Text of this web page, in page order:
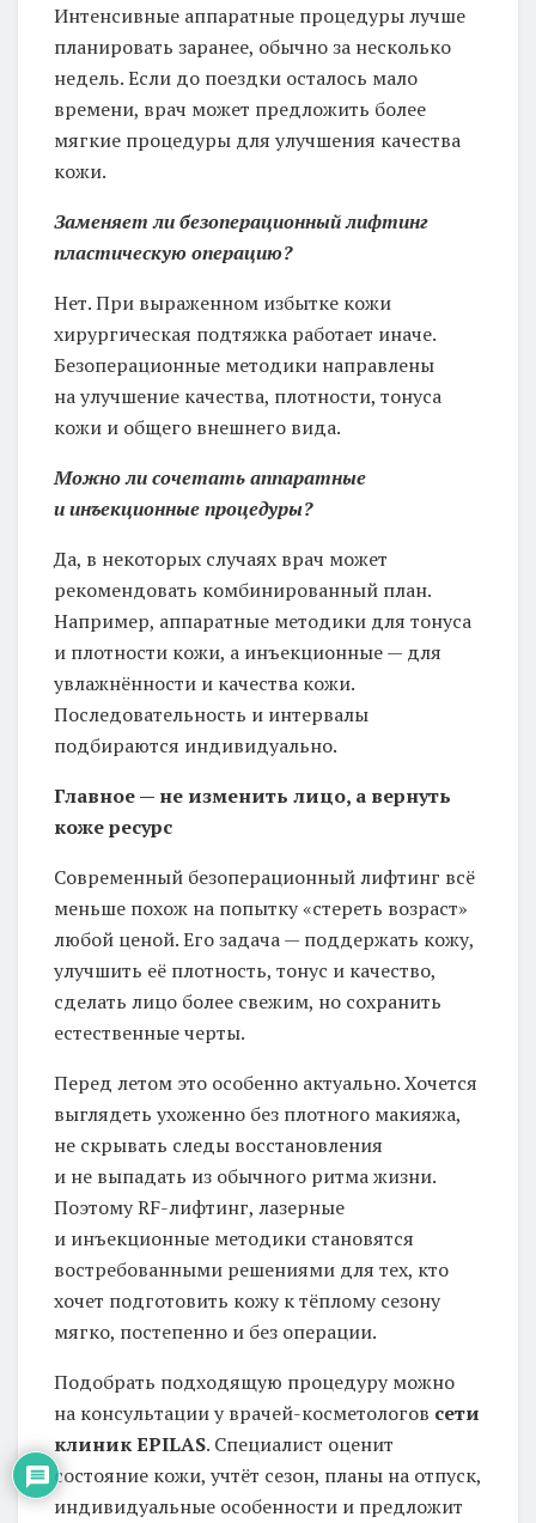
Интенсивные аппаратные процедуры лучше
планировать заранее, обычно за несколько
недель. Если до поездки осталось мало
времени, врач может предложить более
мягкие процедуры для улучшения качества
кожи.
Заменяет ли безоперационный лифтинг
пластическую операцию?
Нет. При выраженном избытке кожи
хирургическая подтяжка работает иначе.
Безоперационные методики направлены
на улучшение качества, плотности, тонуса
кожи и общего внешнего вида.
Можно ли сочетать аппаратные
и инъекционные процедуры?
Да, в некоторых случаях врач может
рекомендовать комбинированный план.
Например, аппаратные методики для тонуса
и плотности кожи, а инъекционные — для
увлажнённости и качества кожи.
Последовательность и интервалы
подбираются индивидуально.
Главное — не изменить лицо, а вернуть
коже ресурс
Современный безоперационный лифтинг всё
меньше похож на попытку «стереть возраст»
любой ценой. Его задача — поддержать кожу,
улучшить её плотность, тонус и качество,
сделать лицо более свежим, но сохранить
естественные черты.
Перед летом это особенно актуально. Хочется
выглядеть ухоженно без плотного макияжа,
не скрывать следы восстановления
и не выпадать из обычного ритма жизни.
Поэтому RF-лифтинг, лазерные
и инъекционные методики становятся
востребованными решениями для тех, кто
хочет подготовить кожу к тёплому сезону
мягко, постепенно и без операции.
Подобрать подходящую процедуру можно
на консультации у врачей-косметологов сети
клиникEPILAS. Специалист оценит
состояние кожи, учтёт сезон, планы на отпуск,
индивидуальные особенности и предложит